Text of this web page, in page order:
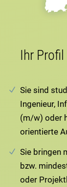
Ihr Profil
Sie sind
Ingenieur,
(m/w) oder
orientierte
Sie bringen
bzw.
oder